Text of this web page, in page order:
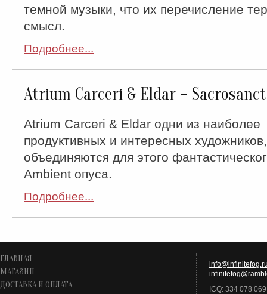
темной музыки, что их перечисление
смысл.
Подробнее...
Atrium Carceri & Eldar –
Atrium Carceri & Eldar одни из наиболее
продуктивных и интересных художников,
объединяются для этого
Ambient опуса.
Подробнее...
ГЛАВНАЯ
МАГАЗИН
ДОСТАВКА И ОПЛАТА
ICQ: 334 078 069